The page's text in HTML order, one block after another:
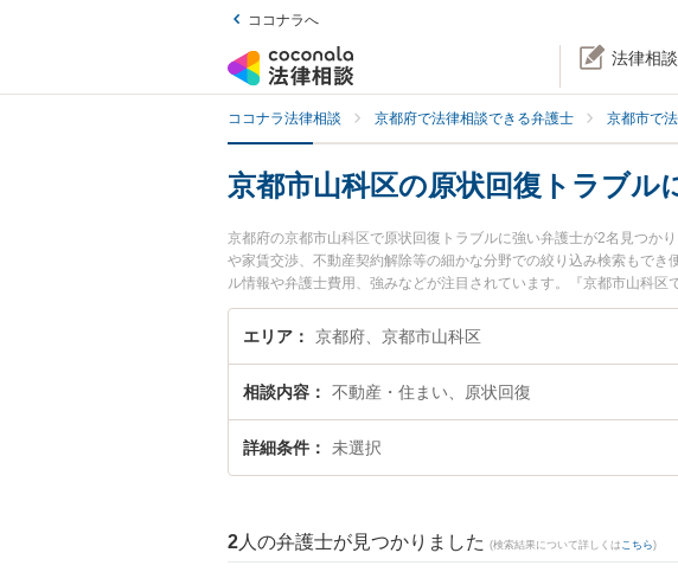
ココナラへ
法律相
ココナラ法律相談 京都府で法律相談できる弁護士 京都市で
京都市山科区の原状回復トラブル
京都府の京都市山科区で原状回復トラブルに強い弁護士が2名見つか
や家賃交渉、不動産契約解除等の細かな分野での絞り込み検索もで
ル情報や弁護士費用、強みなどが注目されています。『京都市山科
トラブル解決の実績豊富な近くの弁護士を検索したい』『初回相談
んにおすすめです。
エリア 京都府、京都市山科区
相談内容 不動産・住まい、原状回復
詳細条件 未選択
2 人の弁護士が見つかりました (検索結果について詳しくは こちら)